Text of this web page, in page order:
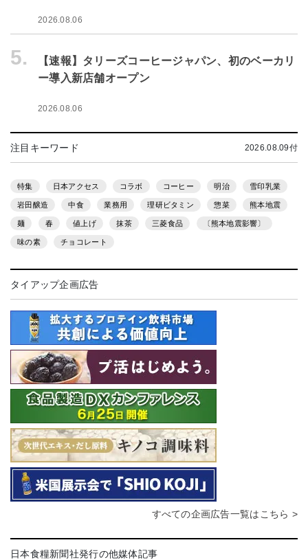
2026.08.06
5.
【速報】タリーズコーヒージャパン、初のベーカリ
ー導入新店舗オープン
2026.08.06
注目キーワード 2026.08.09付
特集 日本アクセス コラボ コーヒー 明治 雪印乳業
岩田醸造 中食 業務用 理研ビタミン 惣菜 熊本地震
麺 春 値上げ 抹茶 三菱食品 〔熊本地震影響〕
味の素 チョコレート
タイアップ企画広告
すべての企画広告一覧はこちら >
日本食糧新聞社発行の他媒体記事